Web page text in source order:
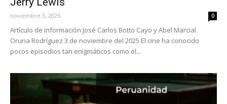
noviembre 3, 2025 0
Artículo de información José Carlos Botto Cayo y Abel Marcial
Oruna Rodríguez 3 de noviembre del 2025 El cine ha conocido
pocos episodios tan enigmáticos como el...